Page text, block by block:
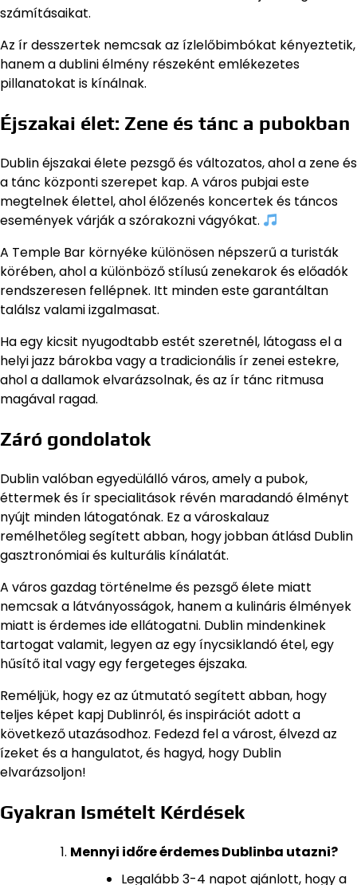
számításaikat.
Az ír desszertek nemcsak az ízlelőbimbókat kényeztetik,
hanem a dublini élmény részeként emlékezetes
pillanatokat is kínálnak.
Éjszakai élet: Zene és tánc a pubokban
Dublin éjszakai élete pezsgő és változatos, ahol a zene és
a tánc központi szerepet kap. A város pubjai este
megtelnek élettel, ahol élőzenés koncertek és táncos
események várják a szórakozni vágyókat.
A Temple Bar környéke különösen népszerű a turisták
körében, ahol a különböző stílusú zenekarok és előadók
rendszeresen fellépnek. Itt minden este garantáltan
találsz valami izgalmasat.
Ha egy kicsit nyugodtabb estét szeretnél, látogass el a
helyi jazz bárokba vagy a tradicionális ír zenei estekre,
ahol a dallamok elvarázsolnak, és az ír tánc ritmusa
magával ragad.
Záró gondolatok
Dublin valóban egyedülálló város, amely a pubok,
éttermek és ír specialitások révén maradandó élményt
nyújt minden látogatónak. Ez a városkalauz
remélhetőleg segített abban, hogy jobban átlásd Dublin
gasztronómiai és kulturális kínálatát.
A város gazdag történelme és pezsgő élete miatt
nemcsak a látványosságok, hanem a kulináris élmények
miatt is érdemes ide ellátogatni. Dublin mindenkinek
tartogat valamit, legyen az egy ínycsiklandó étel, egy
hűsítő ital vagy egy fergeteges éjszaka.
Reméljük, hogy ez az útmutató segített abban, hogy
teljes képet kapj Dublinról, és inspirációt adott a
következő utazásodhoz. Fedezd fel a várost, élvezd az
ízeket és a hangulatot, és hagyd, hogy Dublin
elvarázsoljon!
Gyakran Ismételt Kérdések
Mennyi időre érdemes Dublinba utazni?
Legalább 3-4 napot ajánlott, hogy a